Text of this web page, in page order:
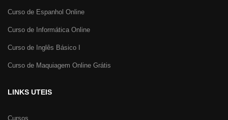
Curso de Espanhol Online
Curso de Informática Online
Curso de Inglês Básico I
Curso de Maquiagem Online Grátis
LINKS UTEIS
Cursos